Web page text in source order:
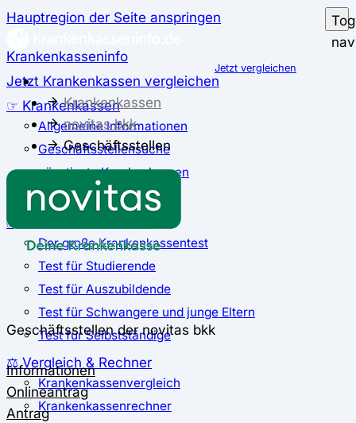
Hauptregion der Seite anspringen
Krankenkasseninfo
Jetzt Krankenkassen vergleichen
☞ Krankenkassen
Allgemeine Informationen
Geschäftsstellensuche
günstigste Krankenkassen
Zusatzbeitrag
✅ Krankenkassen Test
Der große Krankenkassentest
Test für Studierende
Test für Auszubildende
Test für Schwangere und junge Eltern
Test für Selbstständige
⚖️ Vergleich & Rechner
Krankenkassenvergleich
Krankenkassenrechner
Jetzt vergleichen
Krankenkassen
novitas bkk
Geschäftsstellen
Geschäftsstellen der novitas bkk
Informationen
Onlineantrag
Antrag